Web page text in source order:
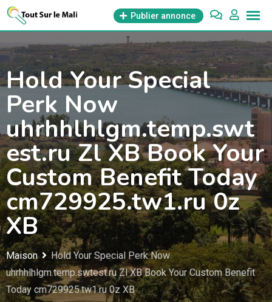
Aller
contenu
Publier annonce
Hold Your Special
Perk Now
uhrhhlhlgm.temp.swt
est.ru Zl XB Book Your
Custom Benefit Today
cm729925.tw1.ru 0z
XB
Maison
Hold Your Special Perk Now
uhrhhlhlgm.temp.swtest.ru Zl XB Book Your Custom Benefit
Today cm729925.tw1.ru 0z XB